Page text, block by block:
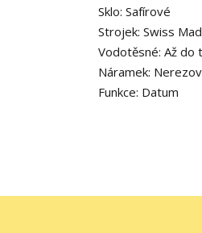
Sklo: Safírové
Strojek: Swiss
Vodotěsné: Až do
Náramek:
Funkce: Datum